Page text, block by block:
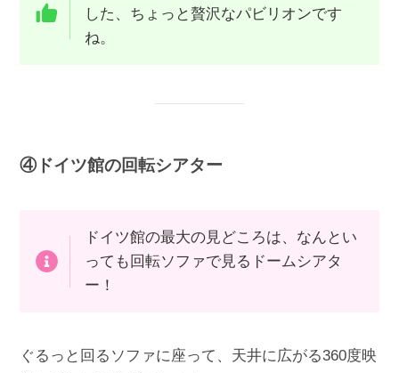
した、ちょっと贅沢なパビリオンです
ね。
④ドイツ館の回転シアター
ドイツ館の最大の見どころは、なんとい
っても回転ソファで見るドームシアタ
ー！
ぐるっと回るソファに座って、天井に広がる360度映